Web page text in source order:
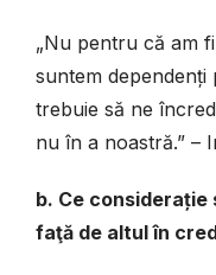
„Nu pentru că am
suntem dependenți
trebuie să ne
nu în a noastră.” –
b. Ce considerație
faţă de altul în